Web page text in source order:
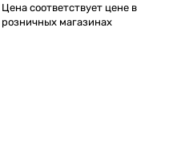
Цена соответствует цене в
розничных магазинах